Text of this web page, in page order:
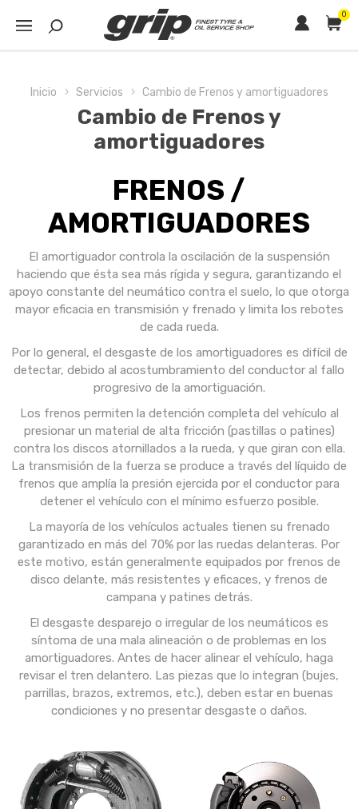
0
Inicio Servicios Cambio de Frenos y amortiguadores
Cambio de Frenos y
amortiguadores
FRENOS /
AMORTIGUADORES
El amortiguador controla la oscilación de la suspensión
haciendo que ésta sea más rígida y segura, garantizando el
apoyo constante del neumático contra el suelo, lo que otorga
mayor eficacia en transmisión y frenado y limita los rebotes
de cada rueda.
Por lo general, el desgaste de los amortiguadores es difícil de
detectar, debido al acostumbramiento del conductor al fallo
progresivo de la amortiguación.
Los frenos permiten la detención completa del vehículo al
presionar un material de alta fricción (pastillas o patines)
contra los discos atornillados a la rueda, y que giran con ella.
La transmisión de la fuerza se produce a través del líquido de
frenos que amplía la presión ejercida por el conductor para
detener el vehículo con el mínimo esfuerzo posible.
La mayoría de los vehículos actuales tienen su frenado
garantizado en más del 70% por las ruedas delanteras. Por
este motivo, están generalmente equipados por frenos de
disco delante, más resistentes y eficaces, y frenos de
campana y patines detrás.
El desgaste desparejo o irregular de los neumáticos es
síntoma de una mala alineación o de problemas en los
amortiguadores. Antes de hacer alinear el vehículo, haga
revisar el tren delantero. Las piezas que lo integran (bujes,
parrillas, brazos, extremos, etc.), deben estar en buenas
condiciones y no presentar desgaste o daños.